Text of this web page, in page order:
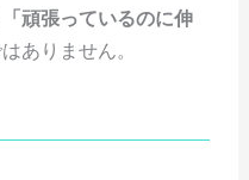
「頑張っているのに伸
ありません。